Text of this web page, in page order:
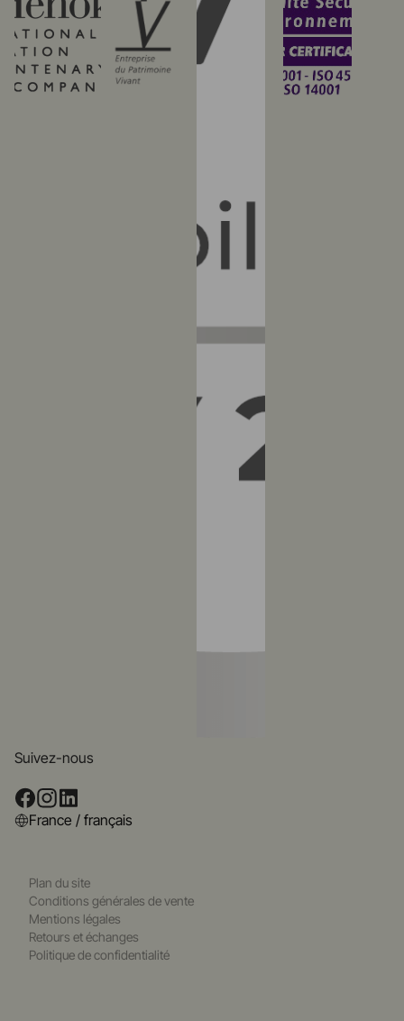
Suivez-nous
France / français
Plan du site
Conditions générales de vente
Mentions légales
Retours et échanges
Politique de confidentialité